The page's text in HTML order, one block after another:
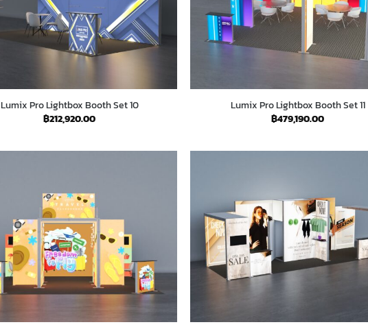
Lumix Pro Lightbox Booth Set 10
฿212,920.00
Lumix Pro Lightbox Booth Set 11
฿479,190.00